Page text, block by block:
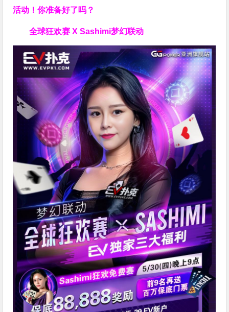
活动！你准备好了吗？
全球狂欢赛 X Sashimi梦幻联动